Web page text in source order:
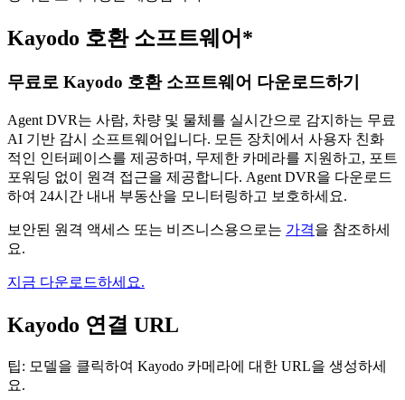
Kayodo 호환 소프트웨어*
무료로 Kayodo 호환 소프트웨어 다운로드하기
Agent DVR는 사람, 차량 및 물체를 실시간으로 감지하는 무료
AI 기반 감시 소프트웨어입니다. 모든 장치에서 사용자 친화
적인 인터페이스를 제공하며, 무제한 카메라를 지원하고, 포트
포워딩 없이 원격 접근을 제공합니다. Agent DVR을 다운로드
하여 24시간 내내 부동산을 모니터링하고 보호하세요.
보안된 원격 액세스 또는 비즈니스용으로는 가격을 참조하세
요.
지금 다운로드하세요.
Kayodo 연결 URL
팁: 모델을 클릭하여 Kayodo 카메라에 대한 URL을 생성하세
요.